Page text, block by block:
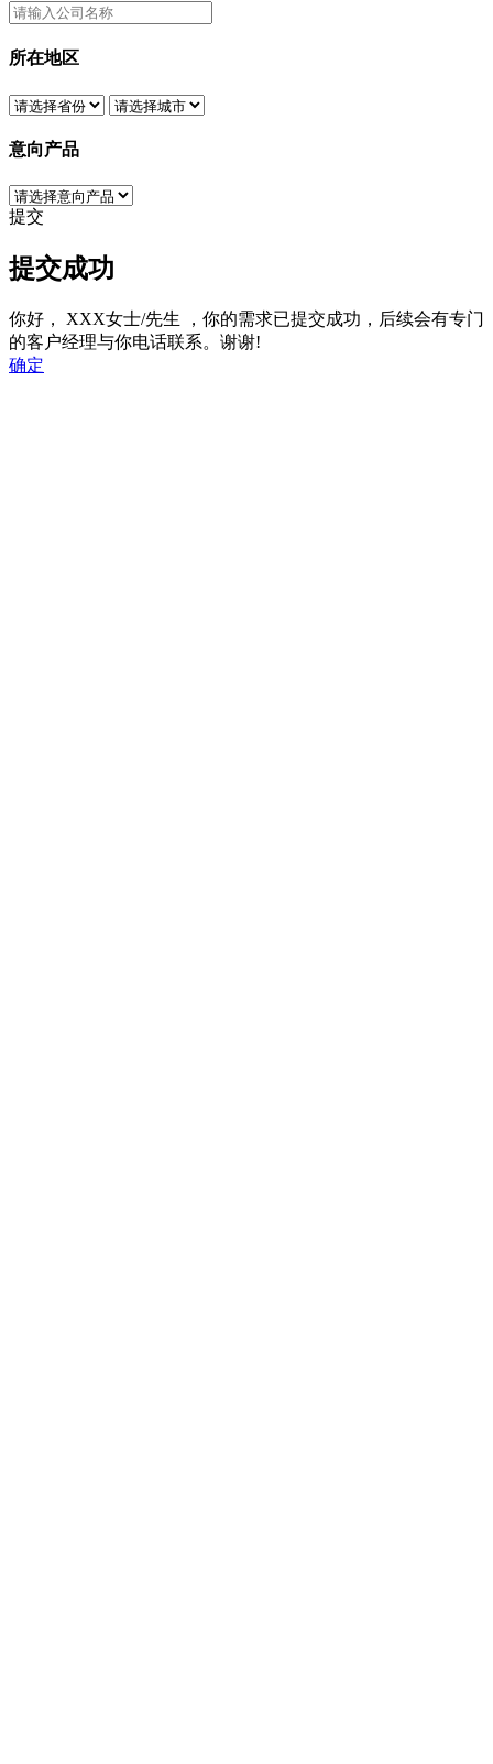
所在地区
意向产品
提交
提交成功
你好， XXX女士/先生
，你的需求已提交成功，后续会有专门
的客户经理与你电话联系。谢谢!
确定